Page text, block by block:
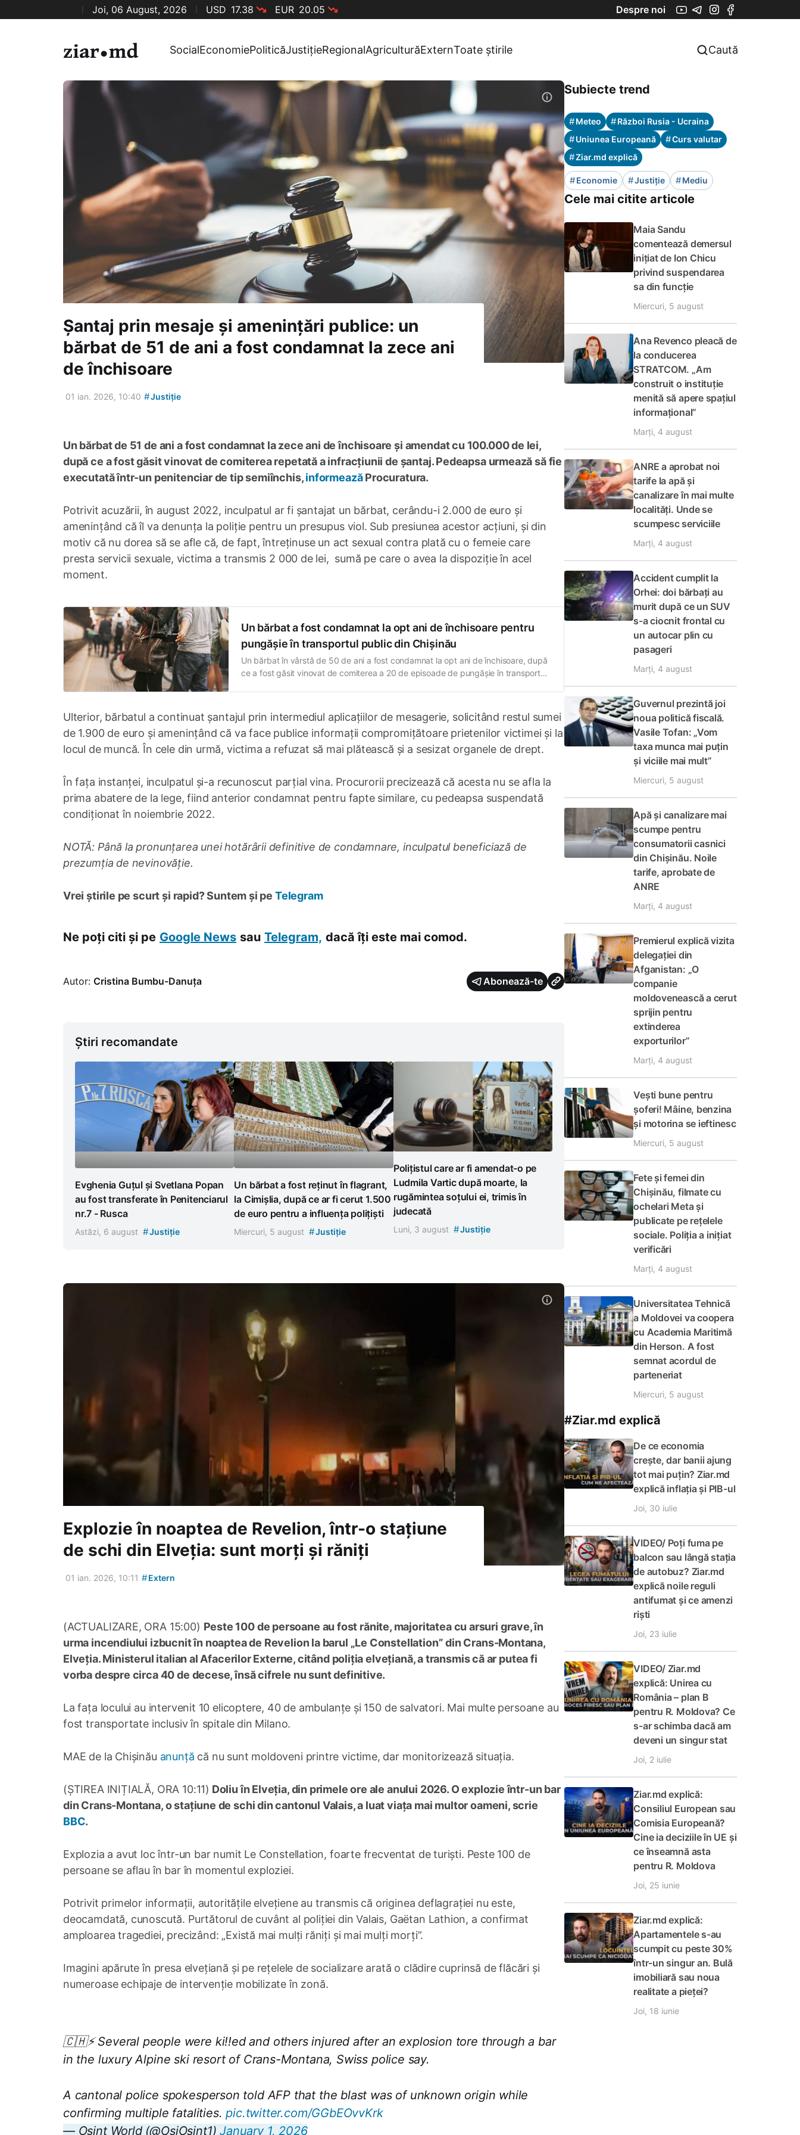
Joi, 06 August, 2026 USD 17.38 EUR 20.05 Despre noi
SocialEconomiePoliticăJustițieRegionalAgriculturăExternToate știrile Caută
Șantaj prin mesaje și amenințări publice: un
bărbat de 51 de ani a fost condamnat la zece ani
de închisoare
01 ian. 2026, 10:40 #Justiție
Un bărbat de 51 de ani a fost condamnat la zece ani de închisoare și amendat cu 100.000 de lei,
după ce a fost găsit vinovat de comiterea repetată a infracțiunii de șantaj. Pedeapsa urmează să fie
executată într-un penitenciar de tip semiînchis,informeazăProcuratura.
Potrivit acuzării, în august 2022, inculpatul ar fi șantajat un bărbat, cerându-i 2.000 de euro și
amenințând că îl va denunța la poliție pentru un presupus viol. Sub presiunea acestor acțiuni, și din
motiv că nu dorea să se afle că, de fapt, întreținuse un act sexual contra plată cu o femeie care
presta servicii sexuale, victima a transmis 2 000 de lei, sumă pe care o avea la dispoziție în acel
moment.
Un bărbat a fost condamnat la opt ani de închisoare pentru
pungășie în transportul public din Chișinău
Un bărbat în vârstă de 50 de ani a fost condamnat la opt ani de închisoare, după
ce a fost găsit vinovat de comiterea a 20 de episoade de pungășie în transportul
Ulterior, bărbatul a continuat șantajul prin intermediul aplicațiilor de mesagerie, solicitând restul sumei
de 1.900 de euro și amenințând că va face publice informații compromițătoare prietenilor victimei și la
locul de muncă. În cele din urmă, victima a refuzat să mai plătească și a sesizat organele de drept.
În fața instanței, inculpatul și-a recunoscut parțial vina. Procurorii precizează că acesta nu se afla la
prima abatere de la lege, fiind anterior condamnat pentru fapte similare, cu pedeapsa suspendată
condiționat în noiembrie 2022.
NOTĂ: Până la pronunțarea unei hotărârii definitive de condamnare, inculpatul beneficiază de
prezumția de nevinovăție.
Vrei știrile pe scurt și rapid? Suntem și pe Telegram
Ne poți citi și pe Google News sau Telegram, dacă îți este mai comod.
Autor: Cristina Bumbu-Danuța Abonează-te
Știri recomandate
Evghenia Guțul și Svetlana Popan
au fost transferate în Penitenciarul
nr.7 - Rusca
Astăzi, 6 august #Justiție
Un bărbat a fost reținut în flagrant,
la Cimișlia, după ce ar fi cerut 1.500
de euro pentru a influența polițiști
Miercuri, 5 august #Justiție
Polițistul care ar fi amendat-o pe
Ludmila Vartic după moarte, la
rugămintea soțului ei, trimis în
judecată
Luni, 3 august #Justiție
Explozie în noaptea de Revelion, într-o stațiune
de schi din Elveția: sunt morți și răniți
01 ian. 2026, 10:11 #Extern
(ACTUALIZARE, ORA 15:00) Peste 100 de persoane au fost rănite, majoritatea cu arsuri grave, în
urma incendiului izbucnit în noaptea de Revelion la barul „Le Constellation” din Crans-Montana,
Elveția. Ministerul italian al Afacerilor Externe, citând poliția elvețiană, a transmis că ar putea fi
vorba despre circa 40 de decese, însă cifrele nu sunt definitive.
La fața locului au intervenit 10 elicoptere, 40 de ambulanțe și 150 de salvatori. Mai multe persoane au
fost transportate inclusiv în spitale din Milano.
MAE de la Chișinău anunță că nu sunt moldoveni printre victime, dar monitorizează situația.
(ȘTIREA INIȚIALĂ, ORA 10:11) Doliu în Elveția, din primele ore ale anului 2026. O explozie într-un bar
din Crans-Montana, o stațiune de schi din cantonul Valais, a luat viața mai multor oameni, scrie
BBC.
Explozia a avut loc într-un bar numit Le Constellation, foarte frecventat de turiști. Peste 100 de
persoane se aflau în bar în momentul exploziei.
Potrivit primelor informații, autoritățile elvețiene au transmis că originea deflagrației nu este,
deocamdată, cunoscută. Purtătorul de cuvânt al poliției din Valais, Gaëtan Lathion, a confirmat
amploarea tragediei, precizând: „Există mai mulți răniți și mai mulți morți”.
Imagini apărute în presa elvețiană și pe rețelele de socializare arată o clădire cuprinsă de flăcări și
numeroase echipaje de intervenție mobilizate în zonă.
🇨🇭⚡ Several people were ki!!ed and others injured after an explosion tore through a bar
in the luxury Alpine ski resort of Crans-Montana, Swiss police say.
A cantonal police spokesperson told AFP that the blast was of unknown origin while
confirming multiple fatalities.pic.twitter.com/GGbEOvvKrk
— Osint World (@OsiOsint1)January 1, 2026
Subiecte trend
#Meteo #Război Rusia - Ucraina
#Uniunea Europeană #Curs valutar
#Ziar.md explică
#Economie #Justiție #Mediu
Cele mai citite articole
Maia Sandu
comentează demersul
inițiat de Ion Chicu
privind suspendarea
sa din funcție
Miercuri, 5 august
Ana Revenco pleacă de
la conducerea
STRATCOM. „Am
construit o instituție
menită să apere spațiul
informațional”
Marți, 4 august
ANRE a aprobat noi
tarife la apă și
canalizare în mai multe
localități. Unde se
scumpesc serviciile
Marți, 4 august
Accident cumplit la
Orhei: doi bărbați au
murit după ce un SUV
s-a ciocnit frontal cu
un autocar plin cu
pasageri
Marți, 4 august
Guvernul prezintă joi
noua politică fiscală.
Vasile Tofan: „Vom
taxa munca mai puțin
și viciile mai mult”
Miercuri, 5 august
Apă și canalizare mai
scumpe pentru
consumatorii casnici
din Chișinău. Noile
tarife, aprobate de
ANRE
Marți, 4 august
Premierul explică vizita
delegației din
Afganistan: „O
companie
moldovenească a cerut
sprijin pentru
extinderea
exporturilor”
Marți, 4 august
Vești bune pentru
șoferi! Mâine, benzina
și motorina se ieftinesc
Miercuri, 5 august
Fete și femei din
Chișinău, filmate cu
ochelari Meta și
publicate pe rețelele
sociale. Poliția a inițiat
verificări
Marți, 4 august
Universitatea Tehnică
a Moldovei va coopera
cu Academia Maritimă
din Herson. A fost
semnat acordul de
parteneriat
Miercuri, 5 august
#Ziar.md explică
De ce economia
crește, dar banii ajung
tot mai puțin? Ziar.md
explică inflația și PIB-ul
Joi, 30 iulie
VIDEO/ Poți fuma pe
balcon sau lângă stația
de autobuz? Ziar.md
explică noile reguli
antifumat și ce amenzi
riști
Joi, 23 iulie
VIDEO/ Ziar.md
explică: Unirea cu
România – plan B
pentru R. Moldova? Ce
s-ar schimba dacă am
deveni un singur stat
Joi, 2 iulie
Ziar.md explică:
Consiliul European sau
Comisia Europeană?
Cine ia deciziile în UE și
ce înseamnă asta
pentru R. Moldova
Joi, 25 iunie
Ziar.md explică:
Apartamentele s-au
scumpit cu peste 30%
într-un singur an. Bulă
imobiliară sau noua
realitate a pieței?
Joi, 18 iunie